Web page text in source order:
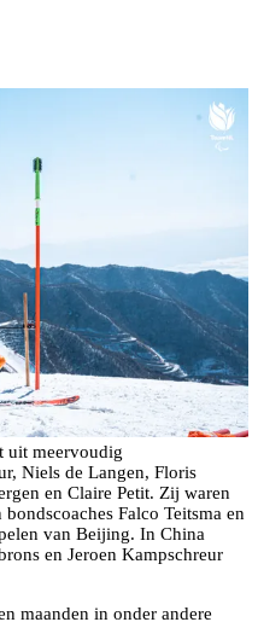
uit meervoudig
Niels de Langen, Floris
en Claire Petit. Zij waren
Falco Teitsma en
van Beijing. In China
en Jeroen Kampschreur
maanden in onder andere